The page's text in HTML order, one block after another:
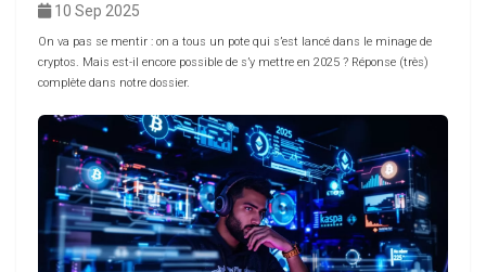
10 Sep 2025
On va pas se mentir : on a tous un pote qui s’est lancé dans le minage de
cryptos. Mais est-il encore possible de s’y mettre en 2025 ? Réponse (très)
complète dans notre dossier.